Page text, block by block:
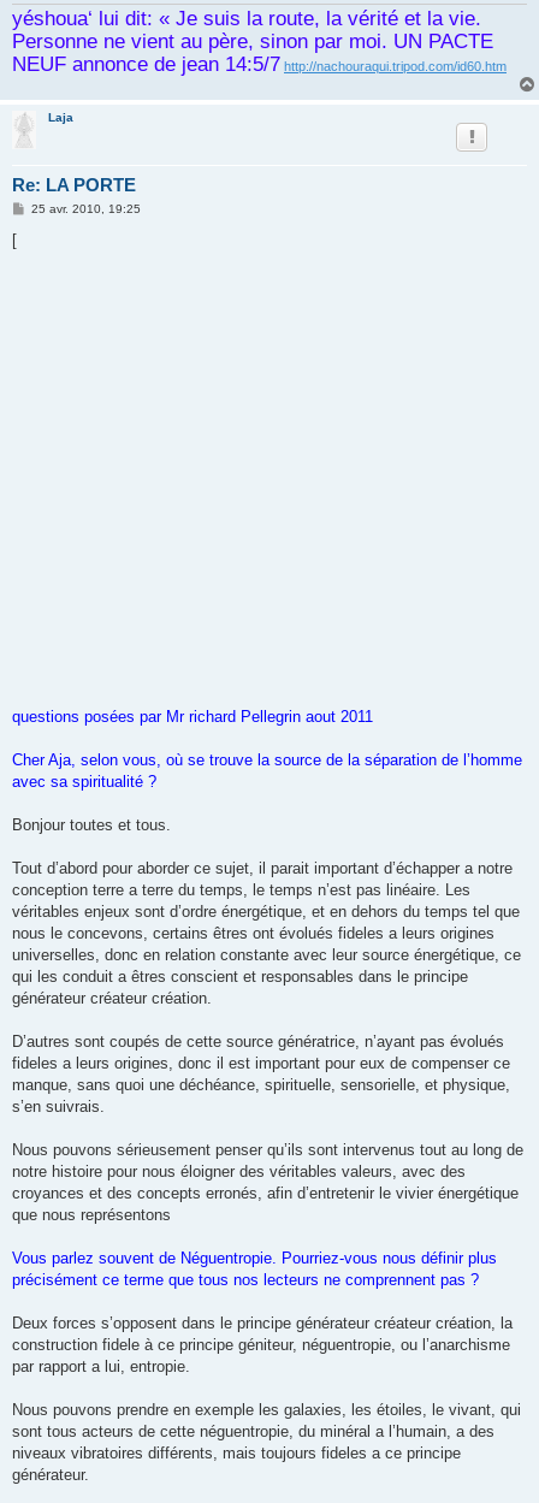
yéshoua‘ lui dit: « Je suis la route, la vérité et la vie.
Personne ne vient au père, sinon par moi. UN PACTE
NEUF annonce de jean 14:5/7 http://nachouraqui.tripod.com/id60.htm
Laja
Re: LA PORTE
M25 avr. 2010, 19:25
[
questions posées par Mr richard Pellegrin aout 2011
Cher Aja, selon vous, où se trouve la source de la séparation de l’homme
avec sa spiritualité ?
Bonjour toutes et tous.
Tout d’abord pour aborder ce sujet, il parait important d’échapper a notre
conception terre a terre du temps, le temps n’est pas linéaire. Les
véritables enjeux sont d’ordre énergétique, et en dehors du temps tel que
nous le concevons, certains êtres ont évolués fideles a leurs origines
universelles, donc en relation constante avec leur source énergétique, ce
qui les conduit a êtres conscient et responsables dans le principe
générateur créateur création.
D’autres sont coupés de cette source génératrice, n’ayant pas évolués
fideles a leurs origines, donc il est important pour eux de compenser ce
manque, sans quoi une déchéance, spirituelle, sensorielle, et physique,
s’en suivrais.
Nous pouvons sérieusement penser qu’ils sont intervenus tout au long de
notre histoire pour nous éloigner des véritables valeurs, avec des
croyances et des concepts erronés, afin d’entretenir le vivier énergétique
que nous représentons
Vous parlez souvent de Néguentropie. Pourriez-vous nous définir plus
précisément ce terme que tous nos lecteurs ne comprennent pas ?
Deux forces s’opposent dans le principe générateur créateur création, la
construction fidele à ce principe géniteur, néguentropie, ou l’anarchisme
par rapport a lui, entropie.
Nous pouvons prendre en exemple les galaxies, les étoiles, le vivant, qui
sont tous acteurs de cette néguentropie, du minéral a l’humain, a des
niveaux vibratoires différents, mais toujours fideles a ce principe
générateur.